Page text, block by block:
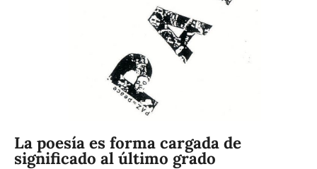
La poesía es forma cargada de
significado al último grado